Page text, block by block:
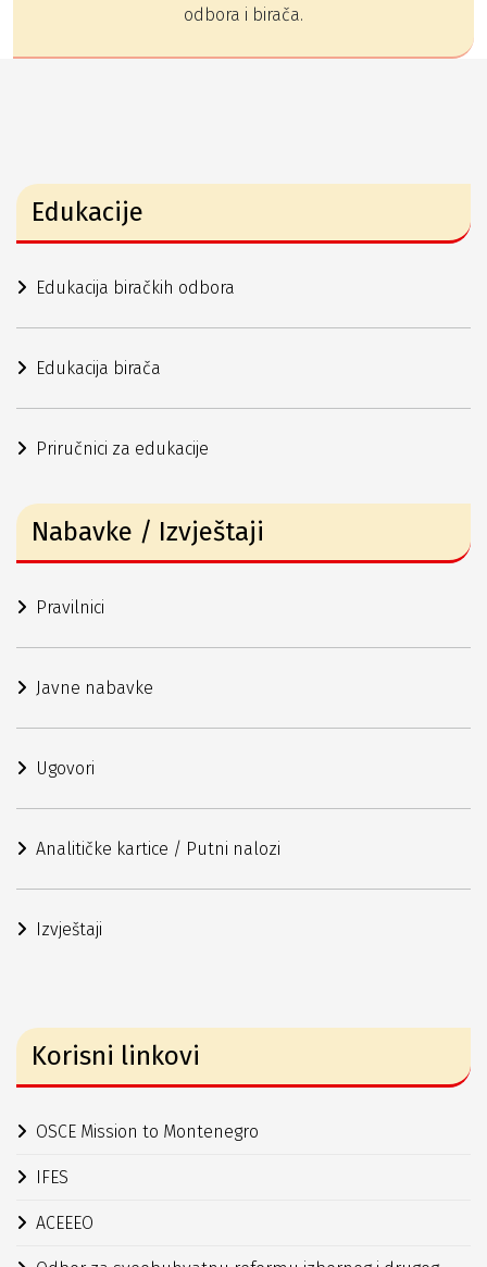
odbora i birača.
Edukacije
Edukacija biračkih odbora
Edukacija birača
Priručnici za edukacije
Nabavke / Izvještaji
Pravilnici
Javne nabavke
Ugovori
Analitičke kartice / Putni nalozi
Izvještaji
Korisni linkovi
OSCE Mission to Montenegro
IFES
ACEEEO